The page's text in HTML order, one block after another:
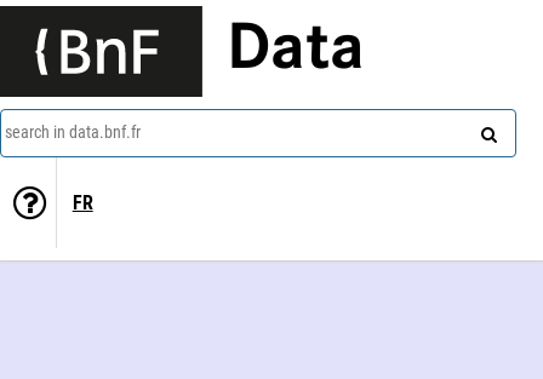
Data
search in data.bnf.fr
FR